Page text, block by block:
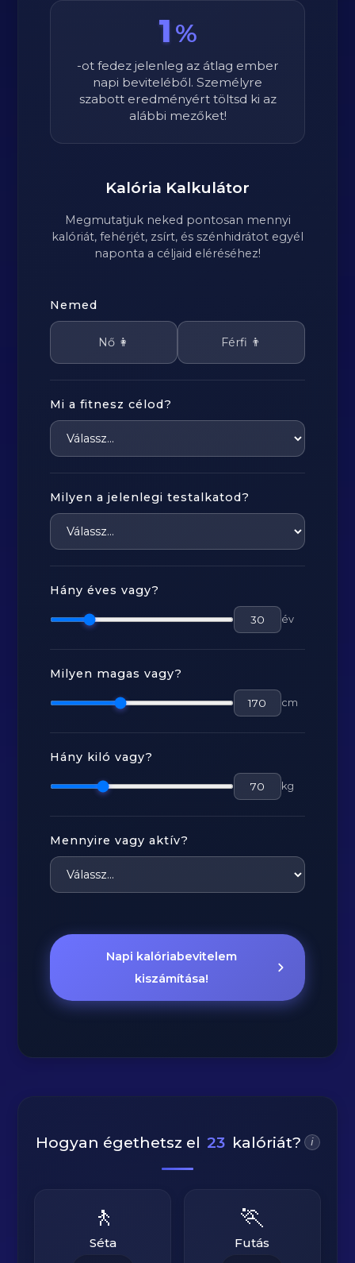
1 %
-ot fedez jelenleg az átlag ember
napi beviteléből. Személyre
szabott eredményért töltsd ki az
alábbi mezőket!
Kalória Kalkulátor
Megmutatjuk neked pontosan mennyi
kalóriát, fehérjét, zsírt, és szénhidrátot egyél
naponta a céljaid eléréséhez!
Nemed
Nő 👩 Férfi 👨
Mi a fitnesz célod?
Milyen a jelenlegi testalkatod?
Hány éves vagy?
év
Milyen magas vagy?
cm
Hány kiló vagy?
kg
Mennyire vagy aktív?
Napi kalóriabevitelem
kiszámítása!
Hogyan égethetsz el 23 kalóriát? i
🚶
Séta
🏃
Futás